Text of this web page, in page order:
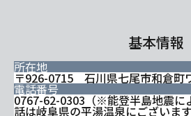
基本情報
所在地
〒926-0715 石川県七尾市和倉町
電話番号
0767-62-0303（※能登半島地震に
話は岐阜県の平湯温泉にございま